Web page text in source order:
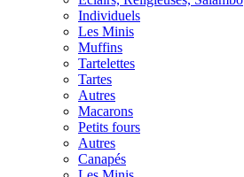
Individuels
Les Minis
Muffins
Tartelettes
Tartes
Autres
Macarons
Petits fours
Autres
Canapés